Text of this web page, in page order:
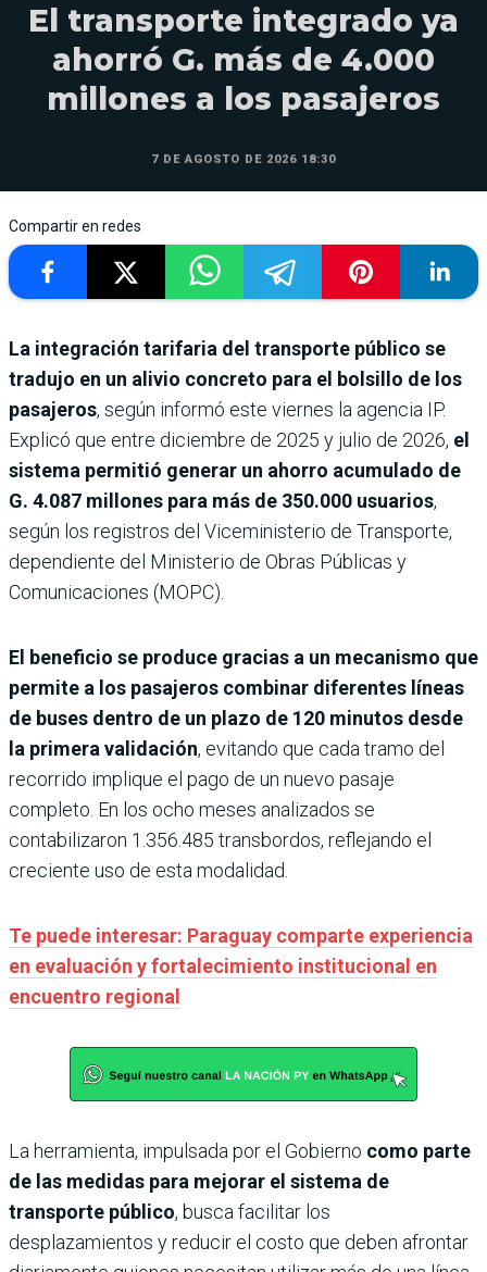
El transporte integrado ya
ahorró G. más de 4.000
millones a los pasajeros
7 DE AGOSTO DE 2026 18:30
Compartir en redes
La integración tarifaria del transporte público se
tradujo en un alivio concreto para el bolsillo de los
pasajeros, según informó este viernes la agencia IP.
Explicó que entre diciembre de 2025 y julio de 2026, el
sistema permitió generar un ahorro acumulado de
G. 4.087 millones para más de 350.000 usuarios,
según los registros del Viceministerio de Transporte,
dependiente del Ministerio de Obras Públicas y
Comunicaciones (MOPC).
El beneficio se produce gracias a un mecanismo que
permite a los pasajeros combinar diferentes líneas
de buses dentro de un plazo de 120 minutos desde
la primera validación, evitando que cada tramo del
recorrido implique el pago de un nuevo pasaje
completo. En los ocho meses analizados se
contabilizaron 1.356.485 transbordos, reflejando el
creciente uso de esta modalidad.
Te puede interesar: Paraguay comparte experiencia
en evaluación y fortalecimiento institucional en
encuentro regional
La herramienta, impulsada por el Gobierno como parte
de las medidas para mejorar el sistema de
transporte público, busca facilitar los
desplazamientos y reducir el costo que deben afrontar